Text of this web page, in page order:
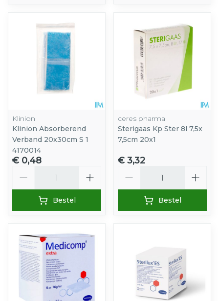
Klinion
Klinion Absorberend
Verband 20x30cm S 1
4170014
€ 0,48
Bestel
ceres pharma
Sterigaas Kp Ster 8l 7,5x
7,5cm 20x1
€ 3,32
Bestel